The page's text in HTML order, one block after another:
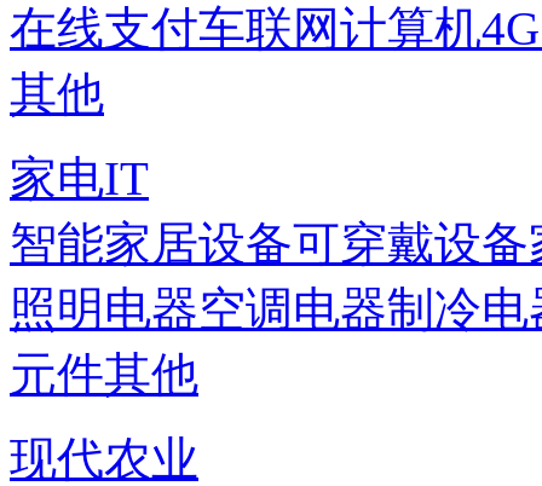
在线支付车联网计算机
其他
家电IT
智能家居设备可穿戴设备
照明电器空调电器制冷电
元件其他
现代农业